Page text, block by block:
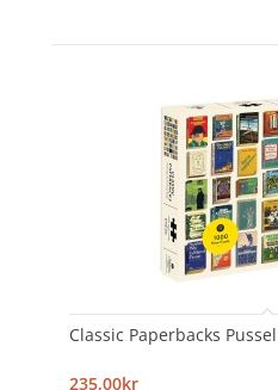
Classic Paperbacks
235,00kr